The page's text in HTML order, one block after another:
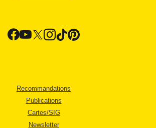
Recommandations
Publications
Cartes/SIG
Newsletter